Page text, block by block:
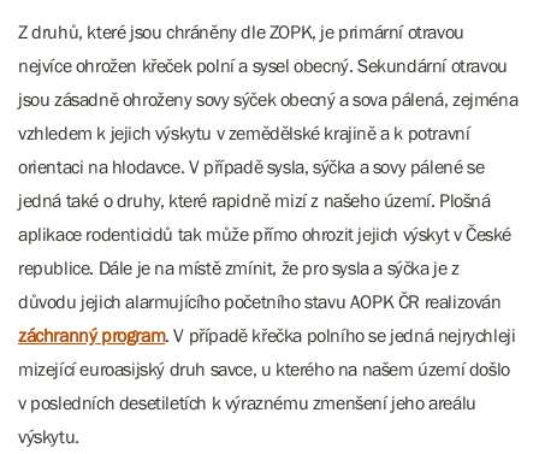
Z druhů, které jsou chráněny dle ZOPK, je primární otravou
nejvíce ohrožen křeček polní a sysel obecný. Sekundární otravou
jsou zásadně ohroženy sovy sýček obecný a sova pálená, zejména
vzhledem k jejich výskytu v zemědělské krajině a k potravní
orientaci na hlodavce. V případě sysla, sýčka a sovy pálené se
jedná také o druhy, které rapidně mizí z našeho území. Plošná
aplikace rodenticidů tak může přímo ohrozit jejich výskyt v České
republice. Dále je na místě zmínit, že pro sysla a sýčka je z
důvodu jejich alarmujícího početního stavu AOPK ČR realizován
záchranný program. V případě křečka polního se jedná nejrychleji
mizející euroasijský druh savce, u kterého na našem území došlo
v posledních desetiletích k výraznému zmenšení jeho areálu
výskytu.